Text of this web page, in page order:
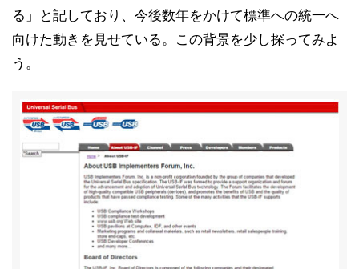
る」と記しており、今後数年をかけて標準への統一へ
向けた動きを見せている。この背景を少し探ってみよ
う。